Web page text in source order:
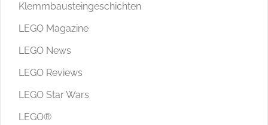
Klemmbausteingeschichten
LEGO Magazine
LEGO News
LEGO Reviews
LEGO Star Wars
LEGO®